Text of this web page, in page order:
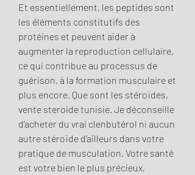
Et essentiellement, les peptides sont
les éléments constitutifs des
protéines et peuvent aider à
augmenter la reproduction cellulaire,
ce qui contribue au processus de
guérison, à la formation musculaire et
plus encore. Que sont les stéroïdes,
vente steroide tunisie. Je déconseille
d’acheter du vrai clenbutérol ni aucun
autre stéroïde d’ailleurs dans votre
pratique de musculation. Votre santé
est votre bien le plus précieux,